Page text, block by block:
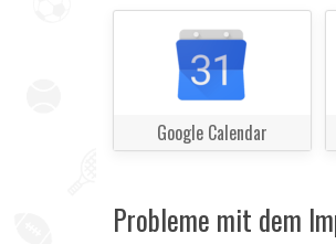
Google Calendar
Probleme mit dem